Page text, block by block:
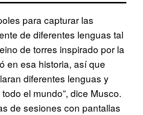
para capturar las
de diferentes lenguas tal
de torres inspirado por la
en esa historia, así que
diferentes lenguas y
el mundo”, dice Musco.
de sesiones con pantallas